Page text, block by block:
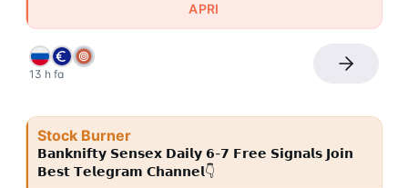
APRI
13 h fa
Stock Burner
𝗕𝗮𝗻𝗸𝗻𝗶𝗳𝘁𝘆 𝗦𝗲𝗻𝘀𝗲𝘅 𝗗𝗮𝗶𝗹𝘆 𝟲-𝟳 𝗙𝗿𝗲𝗲 𝗦𝗶𝗴𝗻𝗮𝗹𝘀 𝗝𝗼𝗶𝗻
𝗕𝗲𝘀𝘁 𝗧𝗲𝗹𝗲𝗴𝗿𝗮𝗺 𝗖𝗵𝗮𝗻𝗻𝗲𝗹👇